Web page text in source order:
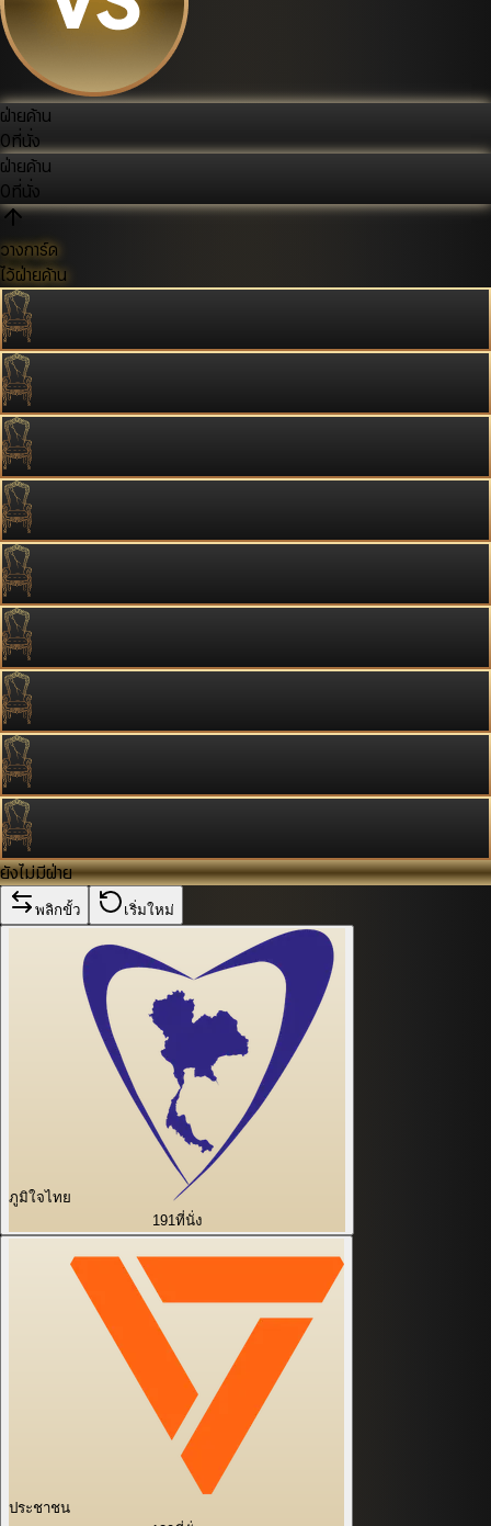
ฝ่ายค้าน
0ที่นั่ง
ฝ่ายค้าน
0ที่นั่ง
วางการ์ด
ไว้ฝ่ายค้าน
ยังไม่มีฝ่าย
พลิกขั้ว เริ่มใหม่
ภูมิใจไทย
191ที่นั่ง
ประชาชน